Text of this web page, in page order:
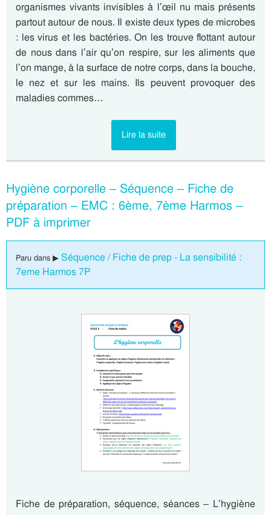
organismes vivants invisibles à l’œil nu mais présents
partout autour de nous. Il existe deux types de microbes
: les virus et les bactéries. On les trouve flottant autour
de nous dans l’air qu’on respire, sur les aliments que
l’on mange, à la surface de notre corps, dans la bouche,
le nez et sur les mains. Ils peuvent provoquer des
maladies commes…
Lire la suite
Hygiène corporelle – Séquence – Fiche de
préparation – EMC : 6ème, 7ème Harmos –
PDF à imprimer
Paru dans ▶ Séquence / Fiche de prep - La sensibilité :
7eme Harmos 7P
Fiche de préparation, séquence, séances – L’hygiène